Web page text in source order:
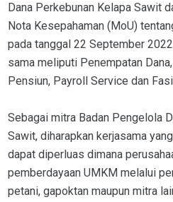
Dana Perkebunan Kelapa Sawit
Nota Kesepahaman (MoU)
pada tanggal 22 September
sama meliputi Penempatan
Pensiun, Payroll Service dan
Sebagai mitra Badan Pengelola
Sawit, diharapkan kerjasama
dapat diperluas dimana
pemberdayaan UMKM melalui
petani, gapoktan maupun mitra